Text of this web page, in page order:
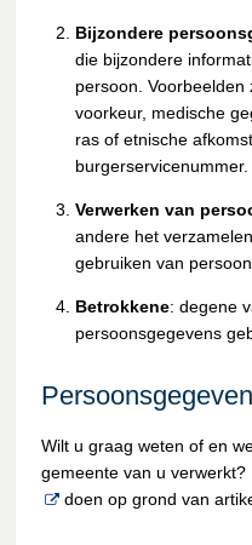
Bijzondere
die bijzondere
persoon.Voorbeelden
voorkeur, medische
ras of etnische
burgerservicenummer.
Verwerken van
andere het
gebruiken van
Betrokkene: degene
persoonsgegevens
Wilt u graag weten of en
gemeente van u verwerkt?
doen op grond van